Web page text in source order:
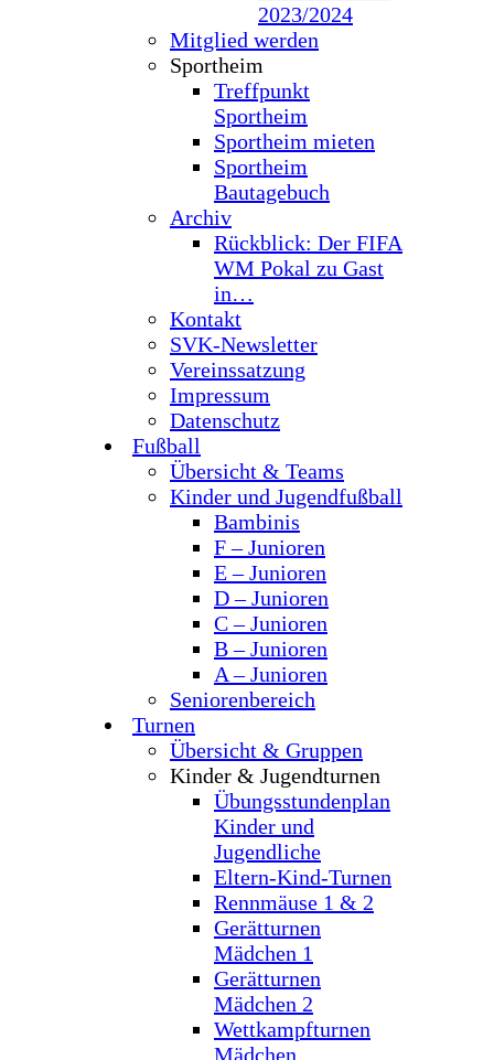
2023/2024
Mitglied werden
Sportheim
Treffpunkt
Sportheim
Sportheim mieten
Sportheim
Bautagebuch
Archiv
Rückblick: Der FIFA
WM Pokal zu Gast
in…
Kontakt
SVK-Newsletter
Vereinssatzung
Impressum
Datenschutz
Fußball
Übersicht & Teams
Kinder und Jugendfußball
Bambinis
F – Junioren
E – Junioren
D – Junioren
C – Junioren
B – Junioren
A – Junioren
Seniorenbereich
Turnen
Übersicht & Gruppen
Kinder & Jugendturnen
Übungsstundenplan
Kinder und
Jugendliche
Eltern-Kind-Turnen
Rennmäuse 1 & 2
Gerätturnen
Mädchen 1
Gerätturnen
Mädchen 2
Wettkampfturnen
Mädchen